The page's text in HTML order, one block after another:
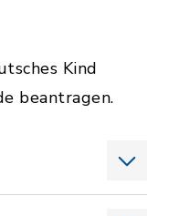
Kind
beantragen.